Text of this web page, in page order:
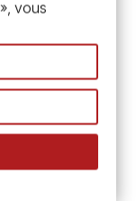
?
fine
et acrylique
vous